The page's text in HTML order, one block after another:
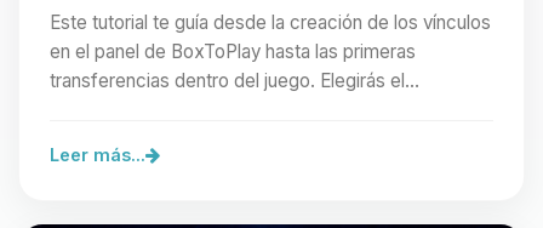
Este tutorial te guía desde la creación de los vínculos
en el panel de BoxToPlay hasta las primeras
transferencias dentro del juego. Elegirás el…
Leer más...